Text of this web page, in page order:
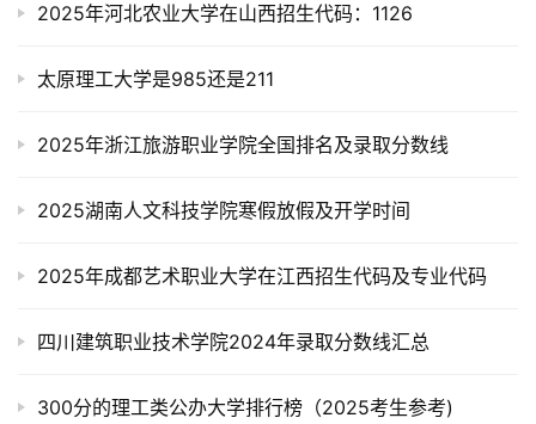
2025年河北农业大学在山西招生代码：1126
太原理工大学是985还是211
2025年浙江旅游职业学院全国排名及录取分数线
2025湖南人文科技学院寒假放假及开学时间
2025年成都艺术职业大学在江西招生代码及专业代码
四川建筑职业技术学院2024年录取分数线汇总
300分的理工类公办大学排行榜（2025考生参考)